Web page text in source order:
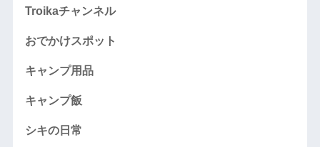
Troikaチャンネル
おでかけスポット
キャンプ用品
キャンプ飯
シキの日常